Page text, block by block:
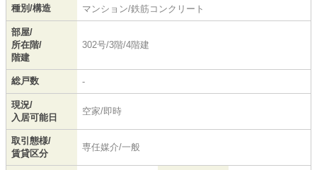
種別/構造 マンション/鉄筋コンクリート
部屋/
所在階/
階建
302号/3階/4階建
総戸数 -
現況/
入居可能日
空家/即時
取引態様/
賃貸区分
専任媒介/一般